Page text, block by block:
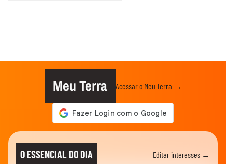
Meu Terra Acessar o Meu Terra →
O ESSENCIAL DO DIA Editar interesses →